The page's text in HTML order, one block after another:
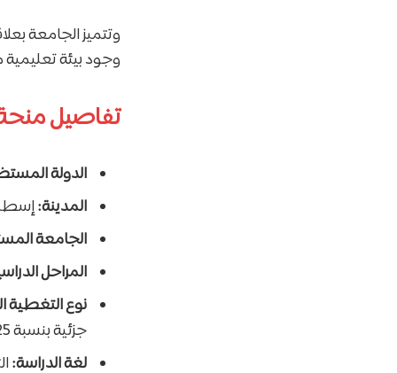
وتتميز الجامعة
وجود بيئة
تفاصيل
الدولة
المدينة:
الجامعة
المراحل
نوع التغطية
جزئية بنسبة 25% أو 50% وتصل إلى إعفاء كامل بنسبة 100% للملفات الأكاديمية الاستثنائية).
لغة الدراسة: